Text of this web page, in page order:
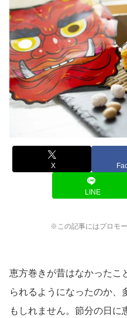
X
LINE
※この記事にはプロモ
恵方巻きが昔はなかったこ
られるようになったのか、
もしれません。節分の日に